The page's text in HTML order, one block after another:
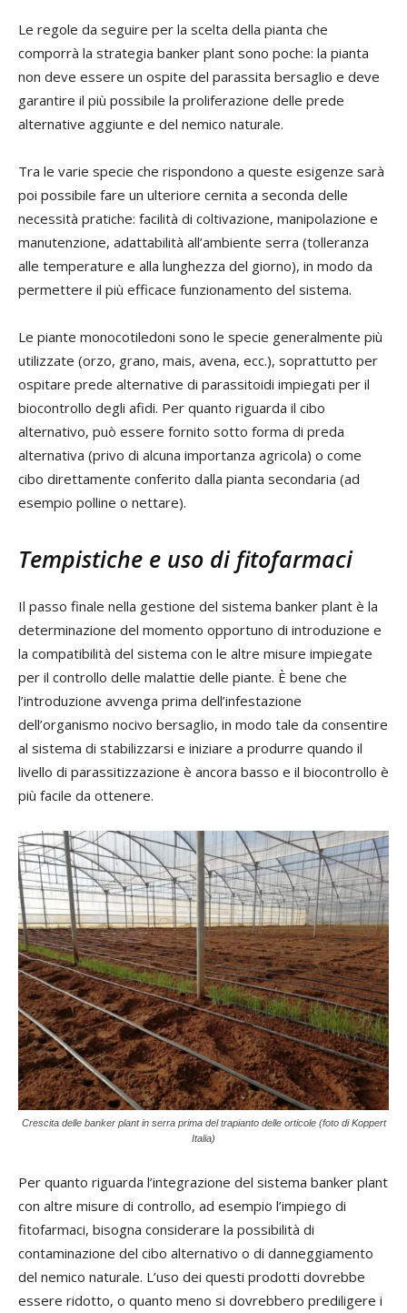
Le regole da seguire per la scelta della pianta che
comporrà la strategia banker plant sono poche: la pianta
non deve essere un ospite del parassita bersaglio e deve
garantire il più possibile la proliferazione delle prede
alternative aggiunte e del nemico naturale.
Tra le varie specie che rispondono a queste esigenze sarà
poi possibile fare un ulteriore cernita a seconda delle
necessità pratiche: facilità di coltivazione, manipolazione e
manutenzione, adattabilità all’ambiente serra (tolleranza
alle temperature e alla lunghezza del giorno), in modo da
permettere il più efficace funzionamento del sistema.
Le piante monocotiledoni sono le specie generalmente più
utilizzate (orzo, grano, mais, avena, ecc.), soprattutto per
ospitare prede alternative di parassitoidi impiegati per il
biocontrollo degli afidi. Per quanto riguarda il cibo
alternativo, può essere fornito sotto forma di preda
alternativa (privo di alcuna importanza agricola) o come
cibo direttamente conferito dalla pianta secondaria (ad
esempio polline o nettare).
Tempistiche e uso di fitofarmaci
Il passo finale nella gestione del sistema banker plant è la
determinazione del momento opportuno di introduzione e
la compatibilità del sistema con le altre misure impiegate
per il controllo delle malattie delle piante. È bene che
l’introduzione avvenga prima dell’infestazione
dell’organismo nocivo bersaglio, in modo tale da consentire
al sistema di stabilizzarsi e iniziare a produrre quando il
livello di parassitizzazione è ancora basso e il biocontrollo è
più facile da ottenere.
Crescita delle banker plant in serra prima del trapianto delle orticole (foto di Koppert
Italia)
Per quanto riguarda l’integrazione del sistema banker plant
con altre misure di controllo, ad esempio l’impiego di
fitofarmaci, bisogna considerare la possibilità di
contaminazione del cibo alternativo o di danneggiamento
del nemico naturale. L’uso dei questi prodotti dovrebbe
essere ridotto, o quanto meno si dovrebbero prediligere i